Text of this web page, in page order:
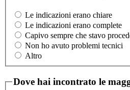
Le indicazioni erano chiare
Le indicazioni erano complete
Capivo sempre che stavo
Non ho avuto problemi tecnici
Altro
Dove hai incontrato le